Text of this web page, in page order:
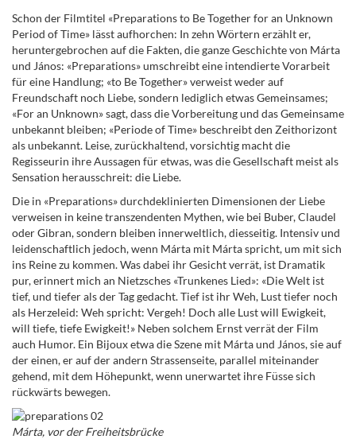
Schon der Filmtitel «Preparations to Be Together for an Unknown
Period of Time» lässt aufhorchen: In zehn Wörtern erzählt er,
heruntergebrochen auf die Fakten, die ganze Geschichte von Márta
und János: «Preparations» umschreibt eine intendierte Vorarbeit
für eine Handlung; «to Be Together» verweist weder auf
Freundschaft noch Liebe, sondern lediglich etwas Gemeinsames;
«For an Unknown» sagt, dass die Vorbereitung und das Gemeinsame
unbekannt bleiben; «Periode of Time» beschreibt den Zeithorizont
als unbekannt. Leise, zurückhaltend, vorsichtig macht die
Regisseurin ihre Aussagen für etwas, was die Gesellschaft meist als
Sensation herausschreit: die Liebe.
Die in «Preparations» durchdeklinierten Dimensionen der Liebe
verweisen in keine transzendenten Mythen, wie bei Buber, Claudel
oder Gibran, sondern bleiben innerweltlich, diesseitig. Intensiv und
leidenschaftlich jedoch, wenn Márta mit Márta spricht, um mit sich
ins Reine zu kommen. Was dabei ihr Gesicht verrät, ist Dramatik
pur, erinnert mich an Nietzsches «Trunkenes Lied»: «Die Welt ist
tief, und tiefer als der Tag gedacht. Tief ist ihr Weh, Lust tiefer noch
als Herzeleid: Weh spricht: Vergeh! Doch alle Lust will Ewigkeit,
will tiefe, tiefe Ewigkeit!» Neben solchem Ernst verrät der Film
auch Humor. Ein Bijoux etwa die Szene mit Márta und János, sie auf
der einen, er auf der andern Strassenseite, parallel miteinander
gehend, mit dem Höhepunkt, wenn unerwartet ihre Füsse sich
rückwärts bewegen.
Márta, vor der Freiheitsbrücke